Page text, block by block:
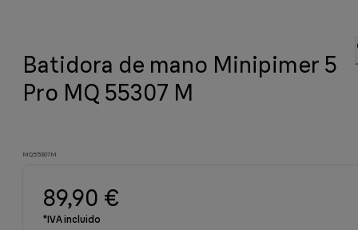
profesionales a la parrilla.
para empezar bien el día.
para lo que realmente
Batidora de mano Minipimer 5
Pro MQ 55307 M
MQ55307M
89,90 €
*IVA incluido